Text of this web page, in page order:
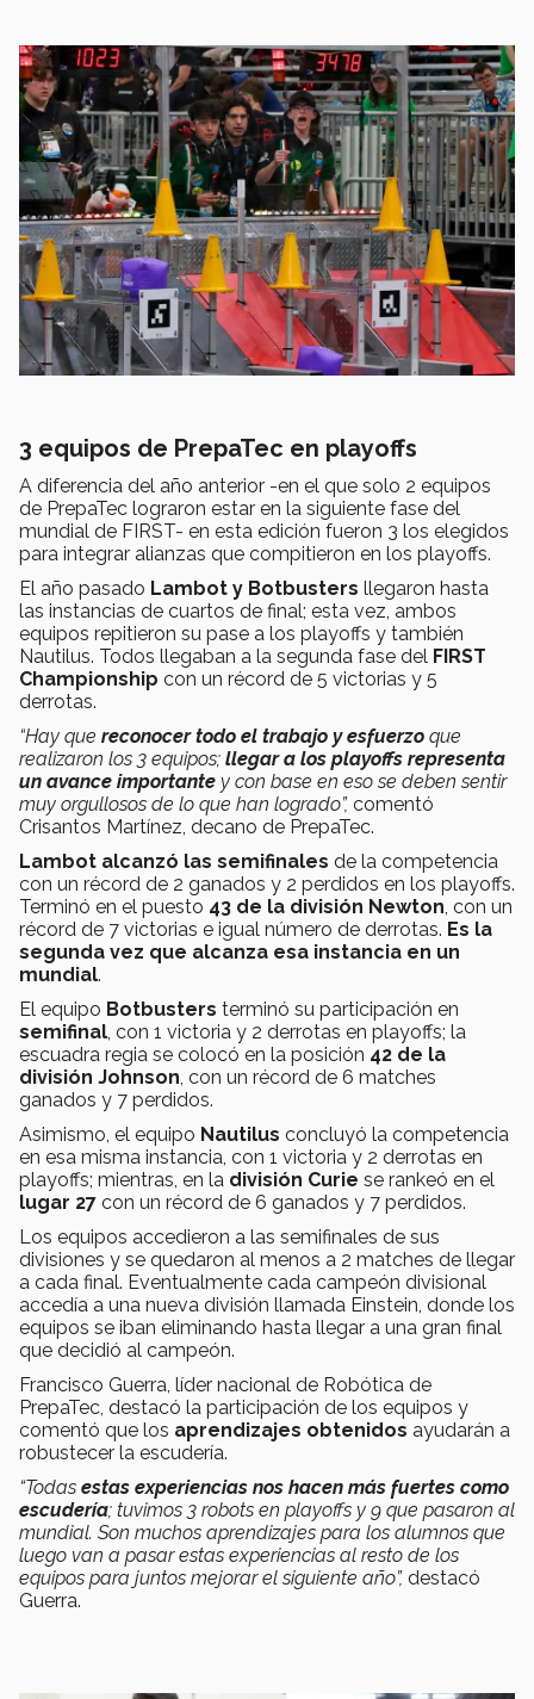
3 equipos de PrepaTec en playoffs
A diferencia del año anterior -en el que solo 2 equipos
de PrepaTec lograron estar en la siguiente fase del
mundial de FIRST- en esta edición fueron 3 los elegidos
para integrar alianzas que compitieron en los playoffs.
El año pasado Lambot y Botbusters llegaron hasta
las instancias de cuartos de final; esta vez, ambos
equipos repitieron su pase a los playoffs y también
Nautilus. Todos llegaban a la segunda fase del FIRST
Championship con un récord de 5 victorias y 5
derrotas.
“Hay que reconocer todo el trabajo y esfuerzo que
realizaron los 3 equipos; llegar a los playoffs representa
un avance importante y con base en eso se deben sentir
muy orgullosos de lo que han logrado”, comentó
Crisantos Martínez, decano de PrepaTec.
Lambot alcanzó las semifinales de la competencia
con un récord de 2 ganados y 2 perdidos en los playoffs.
Terminó en el puesto 43 de la división Newton, con un
récord de 7 victorias e igual número de derrotas. Es la
segunda vez que alcanza esa instancia en un
mundial.
El equipo Botbusters terminó su participación en
semifinal, con 1 victoria y 2 derrotas en playoffs; la
escuadra regia se colocó en la posición 42 de la
división Johnson, con un récord de 6 matches
ganados y 7 perdidos.
Asimismo, el equipo Nautilus concluyó la competencia
en esa misma instancia, con 1 victoria y 2 derrotas en
playoffs; mientras, en la división Curie se rankeó en el
lugar 27 con un récord de 6 ganados y 7 perdidos.
Los equipos accedieron a las semifinales de sus
divisiones y se quedaron al menos a 2 matches de llegar
a cada final. Eventualmente cada campeón divisional
accedía a una nueva división llamada Einstein, donde los
equipos se iban eliminando hasta llegar a una gran final
que decidió al campeón.
Francisco Guerra, líder nacional de Robótica de
PrepaTec, destacó la participación de los equipos y
comentó que los aprendizajes obtenidos ayudarán a
robustecer la escudería.
“Todas estas experiencias nos hacen más fuertes como
escudería; tuvimos 3 robots en playoffs y 9 que pasaron al
mundial. Son muchos aprendizajes para los alumnos que
luego van a pasar estas experiencias al resto de los
equipos para juntos mejorar el siguiente año”, destacó
Guerra.